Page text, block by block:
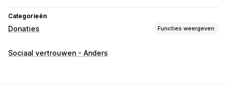
Categorieën
Donaties Functies weergeven
Type liefdadigheidsinstelling
Sociaal vertrouwen - Anders